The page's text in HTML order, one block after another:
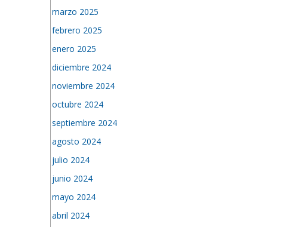
marzo 2025
febrero 2025
enero 2025
diciembre 2024
noviembre 2024
octubre 2024
septiembre 2024
agosto 2024
julio 2024
junio 2024
mayo 2024
abril 2024